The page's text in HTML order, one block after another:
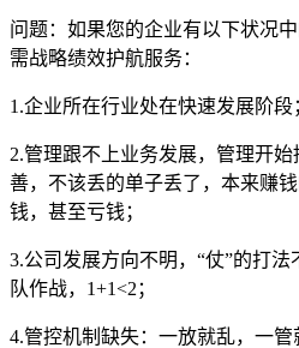
问题：如果您的企业有以下状况
需战略绩效护航服务：
1.企业所在行业处在快速发展阶段
2.管理跟不上业务发展，管理开
善，不该丢的单子丢了，本来赚
钱，甚至亏钱；
3.公司发展方向不明，“仗”的打
队作战，1+1<2；
4.管控机制缺失：一放就乱，一管